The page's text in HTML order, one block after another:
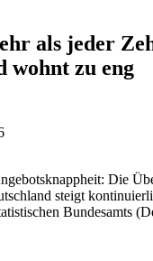
als jeder
wohnt zu eng
Die
steigt
Bundesamts